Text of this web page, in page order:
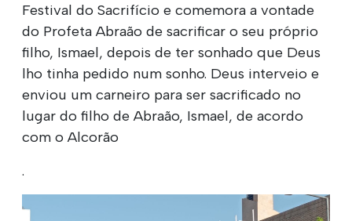
Festival do Sacrifício e comemora a vontade
do Profeta Abraão de sacrificar o seu próprio
filho, Ismael, depois de ter sonhado que Deus
lho tinha pedido num sonho. Deus interveio e
enviou um carneiro para ser sacrificado no
lugar do filho de Abraão, Ismael, de acordo
com o Alcorão
.